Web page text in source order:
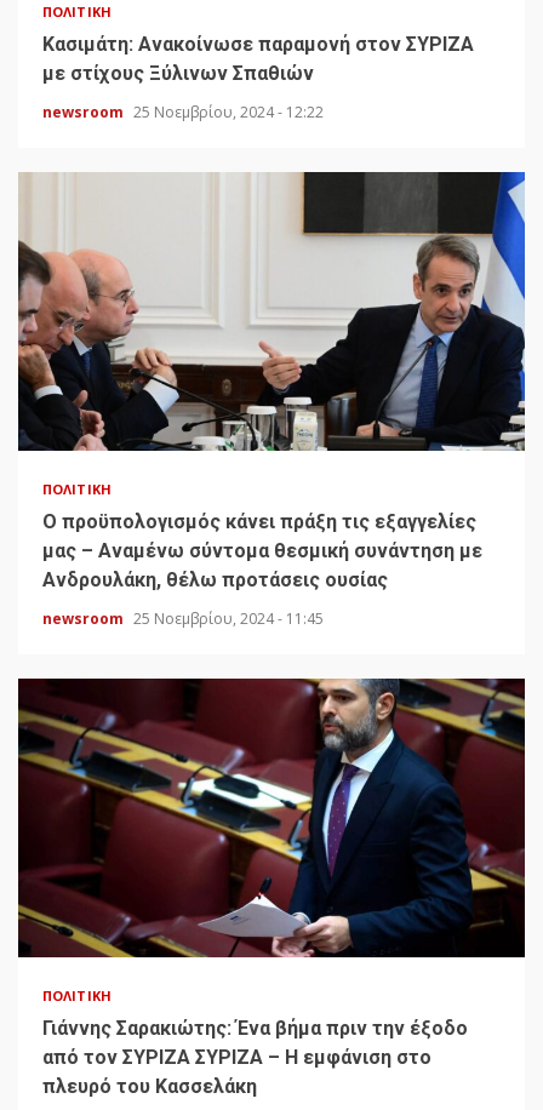
ΠΟΛΙΤΙΚΉ
Κασιμάτη: Ανακοίνωσε παραμονή στον ΣΥΡΙΖΑ
με στίχους Ξύλινων Σπαθιών
newsroom 25 Νοεμβρίου, 2024 - 12:22
ΠΟΛΙΤΙΚΉ
Ο προϋπολογισμός κάνει πράξη τις εξαγγελίες
μας – Αναμένω σύντομα θεσμική συνάντηση με
Ανδρουλάκη, θέλω προτάσεις ουσίας
newsroom 25 Νοεμβρίου, 2024 - 11:45
ΠΟΛΙΤΙΚΉ
Γιάννης Σαρακιώτης: Ένα βήμα πριν την έξοδο
από τον ΣΥΡΙΖΑ ΣΥΡΙΖΑ – Η εμφάνιση στο
πλευρό του Κασσελάκη